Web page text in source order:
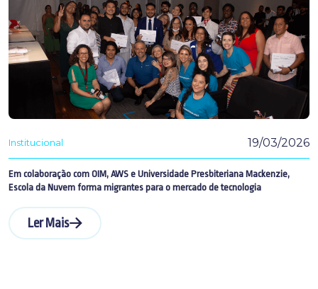
Institucional 19/03/2026
Em colaboração com OIM, AWS e Universidade Presbiteriana Mackenzie,
Escola da Nuvem forma migrantes para o mercado de tecnologia
Ler Mais